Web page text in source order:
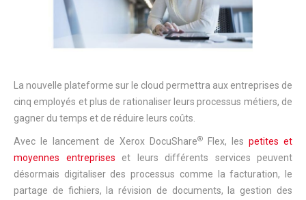
La nouvelle plateforme sur le cloud permettra aux entreprises de
cinq employés et plus de rationaliser leurs processus métiers, de
gagner du temps et de réduire leurs coûts.
Avec le lancement de Xerox DocuShare® Flex, les petites et
moyennes entreprises et leurs différents services peuvent
désormais digitaliser des processus comme la facturation, le
partage de fichiers, la révision de documents, la gestion des